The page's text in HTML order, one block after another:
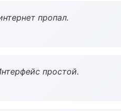
пропал.
простой.